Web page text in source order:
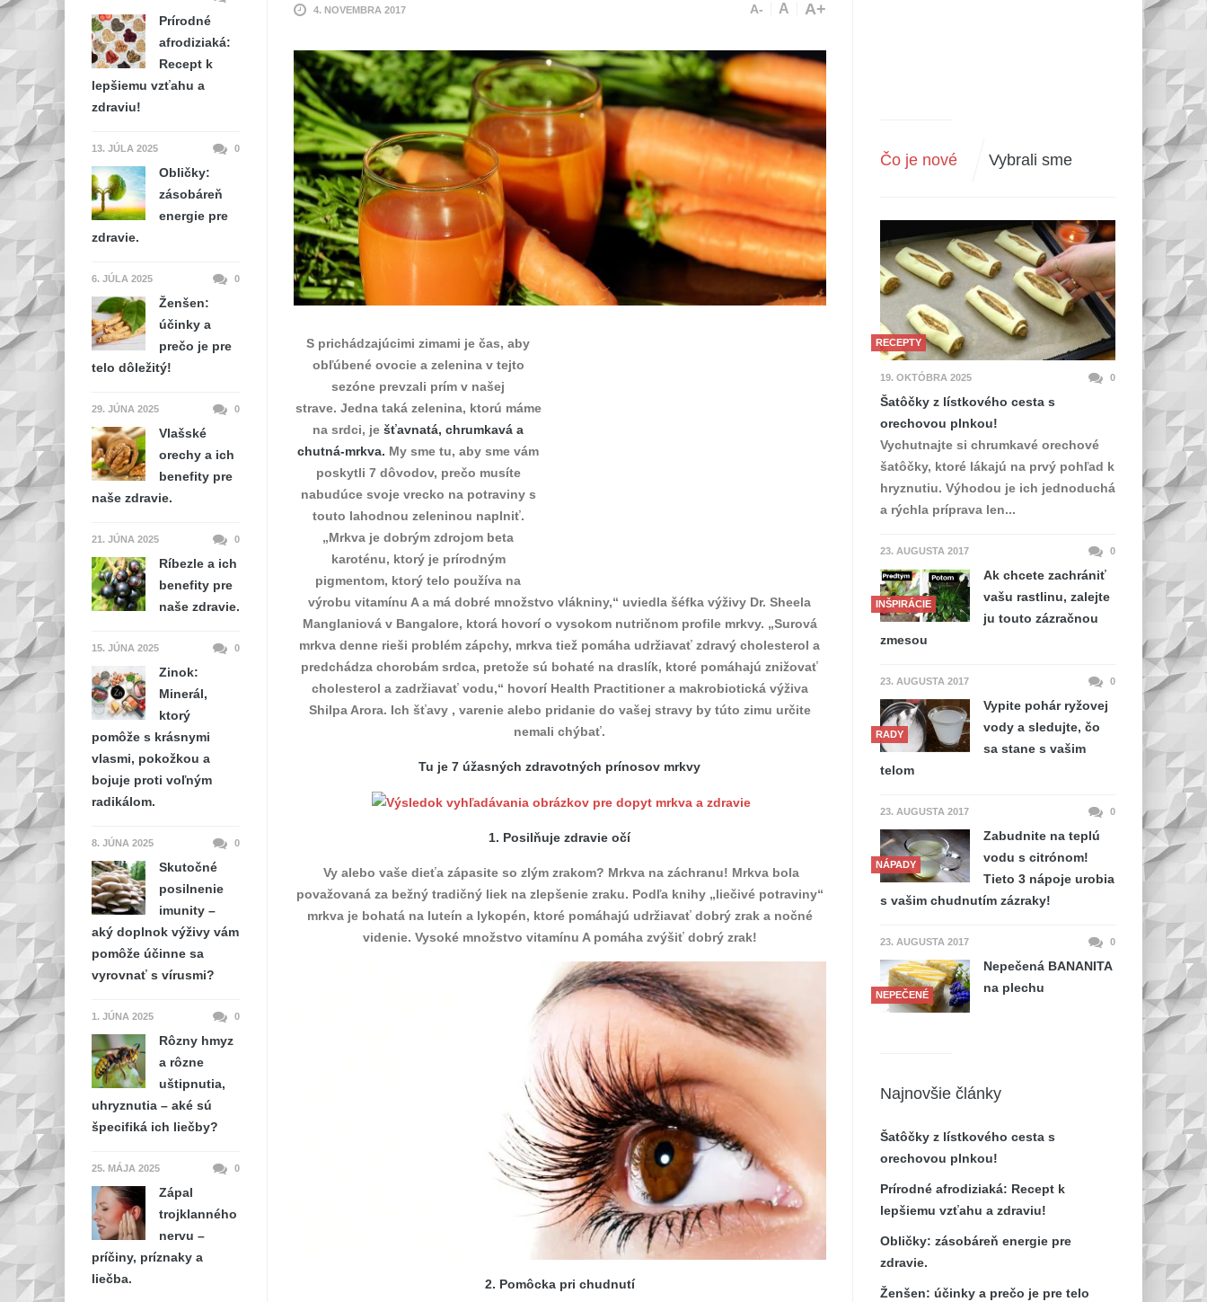
4. NOVEMBRA 2017 A- A A+
S prichádzajúcimi zimami je čas, aby
obľúbené ovocie a zelenina v tejto
sezóne prevzali prím v našej
strave. Jedna taká zelenina, ktorú máme
na srdci, je šťavnatá, chrumkavá a
chutná-mrkva. My sme tu, aby sme vám
poskytli 7 dôvodov, prečo musíte
nabudúce svoje vrecko na potraviny s
touto lahodnou zeleninou naplniť.
„Mrkva je dobrým zdrojom beta
karoténu, ktorý je prírodným
pigmentom, ktorý telo používa na
výrobu vitamínu A a má dobré množstvo vlákniny,“ uviedla šéfka výživy Dr. Sheela
Manglaniová v Bangalore, ktorá hovorí o vysokom nutričnom profile mrkvy. „Surová
mrkva denne rieši problém zápchy, mrkva tiež pomáha udržiavať zdravý cholesterol a
predchádza chorobám srdca, pretože sú bohaté na draslík, ktoré pomáhajú znižovať
cholesterol a zadržiavať vodu,“ hovorí Health Practitioner a makrobiotická výživa
Shilpa Arora. Ich šťavy , varenie alebo pridanie do vašej stravy by túto zimu určite
nemali chýbať.
Tu je 7 úžasných zdravotných prínosov mrkvy
1. Posilňuje zdravie očí
Vy alebo vaše dieťa zápasite so zlým zrakom? Mrkva na záchranu! Mrkva bola
považovaná za bežný tradičný liek na zlepšenie zraku. Podľa knihy „liečivé potraviny“
mrkva je bohatá na luteín a lykopén, ktoré pomáhajú udržiavať dobrý zrak a nočné
videnie. Vysoké množstvo vitamínu A pomáha zvýšiť dobrý zrak!
2. Pomôcka pri chudnutí
Čo je nové Vybrali sme
RECEPTY
19. OKTÓBRA 2025 0
Šatôčky z lístkového cesta s
orechovou plnkou!
Vychutnajte si chrumkavé orechové
šatôčky, ktoré lákajú na prvý pohľad k
hryznutiu. Výhodou je ich jednoduchá
a rýchla príprava len...
23. AUGUSTA 2017 0
INŠPIRÁCIE
Ak chcete zachrániť
vašu rastlinu, zalejte
ju touto zázračnou
zmesou
23. AUGUSTA 2017 0
RADY
Vypite pohár ryžovej
vody a sledujte, čo
sa stane s vašim
telom
23. AUGUSTA 2017 0
NÁPADY
Zabudnite na teplú
vodu s citrónom!
Tieto 3 nápoje urobia
s vašim chudnutím zázraky!
23. AUGUSTA 2017 0
NEPEČENÉ
Nepečená BANANITA
na plechu
Najnovšie články
Šatôčky z lístkového cesta s
orechovou plnkou!
Prírodné afrodiziaká: Recept k
lepšiemu vzťahu a zdraviu!
Obličky: zásobáreň energie pre
zdravie.
Ženšen: účinky a prečo je pre telo
Prírodné
afrodiziaká:
Recept k
lepšiemu vzťahu a
zdraviu!
13. JÚLA 2025 0
Obličky:
zásobáreň
energie pre
zdravie.
6. JÚLA 2025 0
Ženšen:
účinky a
prečo je pre
telo dôležitý!
29. JÚNA 2025 0
Vlašské
orechy a ich
benefity pre
naše zdravie.
21. JÚNA 2025 0
Ríbezle a ich
benefity pre
naše zdravie.
15. JÚNA 2025 0
Zinok:
Minerál,
ktorý
pomôže s krásnymi
vlasmi, pokožkou a
bojuje proti voľným
radikálom.
8. JÚNA 2025 0
Skutočné
posilnenie
imunity –
aký doplnok výživy vám
pomôže účinne sa
vyrovnať s vírusmi?
1. JÚNA 2025 0
Rôzny hmyz
a rôzne
uštipnutia,
uhryznutia – aké sú
špecifiká ich liečby?
25. MÁJA 2025 0
Zápal
trojklanného
nervu –
príčiny, príznaky a
liečba.